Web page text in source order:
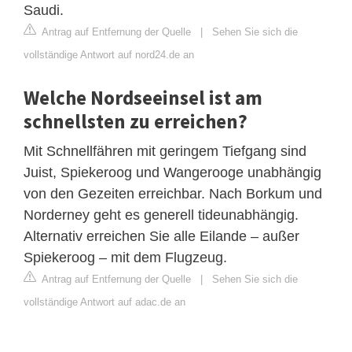
Saudi.
Antrag auf Entfernung der Quelle | Sehen Sie sich die
vollständige Antwort auf nord24.de an
Welche Nordseeinsel ist am
schnellsten zu erreichen?
Mit Schnellfähren mit geringem Tiefgang sind
Juist, Spiekeroog und Wangerooge unabhängig
von den Gezeiten erreichbar. Nach Borkum und
Norderney geht es generell tideunabhängig.
Alternativ erreichen Sie alle Eilande – außer
Spiekeroog – mit dem Flugzeug.
Antrag auf Entfernung der Quelle | Sehen Sie sich die
vollständige Antwort auf adac.de an